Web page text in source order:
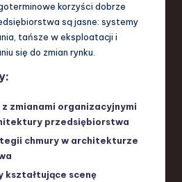
korzyści dobrze
są jasne: systemy
tańsze w eksploatacji i
się do zmian rynku.
z zmianami organizacyjnymi
przedsiębiorstwa
chmury w architekturze
kształtujące scenę